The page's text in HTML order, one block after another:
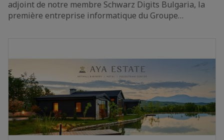
adjoint de notre membre Schwarz Digits Bulgaria, la
première entreprise informatique du Groupe…